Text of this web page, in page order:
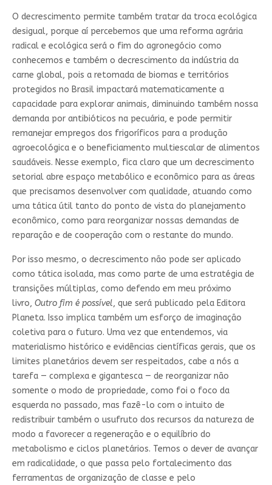
O decrescimento permite também tratar da troca ecológica
desigual, porque aí percebemos que uma reforma agrária
radical e ecológica será o fim do agronegócio como
conhecemos e também o decrescimento da indústria da
carne global, pois a retomada de biomas e territórios
protegidos no Brasil impactará matematicamente a
capacidade para explorar animais, diminuindo também nossa
demanda por antibióticos na pecuária, e pode permitir
remanejar empregos dos frigoríficos para a produção
agroecológica e o beneficiamento multiescalar de alimentos
saudáveis. Nesse exemplo, fica claro que um decrescimento
setorial abre espaço metabólico e econômico para as áreas
que precisamos desenvolver com qualidade, atuando como
uma tática útil tanto do ponto de vista do planejamento
econômico, como para reorganizar nossas demandas de
reparação e de cooperação com o restante do mundo.
Por isso mesmo, o decrescimento não pode ser aplicado
como tática isolada, mas como parte de uma estratégia de
transições múltiplas, como defendo em meu próximo
livro, Outro fim é possível, que será publicado pela Editora
Planeta. Isso implica também um esforço de imaginação
coletiva para o futuro. Uma vez que entendemos, via
materialismo histórico e evidências científicas gerais, que os
limites planetários devem ser respeitados, cabe a nós a
tarefa — complexa e gigantesca — de reorganizar não
somente o modo de propriedade, como foi o foco da
esquerda no passado, mas fazê-lo com o intuito de
redistribuir também o usufruto dos recursos da natureza de
modo a favorecer a regeneração e o equilíbrio do
metabolismo e ciclos planetários. Temos o dever de avançar
em radicalidade, o que passa pelo fortalecimento das
ferramentas de organização de classe e pelo